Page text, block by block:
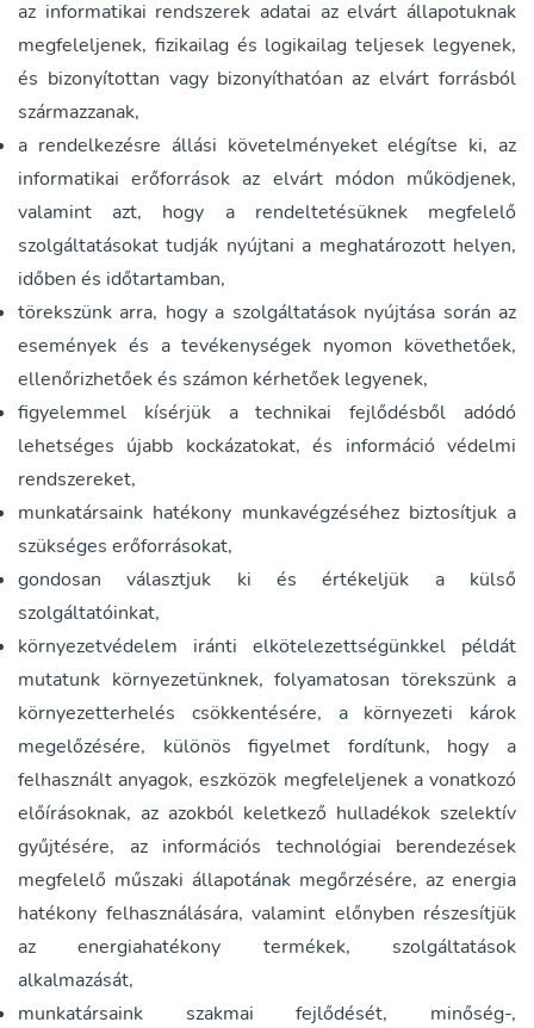
az informatikai rendszerek adatai az elvárt állapotuknak
megfeleljenek, fizikailag és logikailag teljesek legyenek,
és bizonyítottan vagy bizonyíthatóan az elvárt forrásból
származzanak,
a rendelkezésre állási követelményeket elégítse ki, az
informatikai erőforrások az elvárt módon működjenek,
valamint azt, hogy a rendeltetésüknek megfelelő
szolgáltatásokat tudják nyújtani a meghatározott helyen,
időben és időtartamban,
törekszünk arra, hogy a szolgáltatások nyújtása során az
események és a tevékenységek nyomon követhetőek,
ellenőrizhetőek és számon kérhetőek legyenek,
figyelemmel kísérjük a technikai fejlődésből adódó
lehetséges újabb kockázatokat, és információ védelmi
rendszereket,
munkatársaink hatékony munkavégzéséhez biztosítjuk a
szükséges erőforrásokat,
gondosan választjuk ki és értékeljük a külső
szolgáltatóinkat,
környezetvédelem iránti elkötelezettségünkkel példát
mutatunk környezetünknek, folyamatosan törekszünk a
környezetterhelés csökkentésére, a környezeti károk
megelőzésére, különös figyelmet fordítunk, hogy a
felhasznált anyagok, eszközök megfeleljenek a vonatkozó
előírásoknak, az azokból keletkező hulladékok szelektív
gyűjtésére, az információs technológiai berendezések
megfelelő műszaki állapotának megőrzésére, az energia
hatékony felhasználására, valamint előnyben részesítjük
az energiahatékony termékek, szolgáltatások
alkalmazását,
munkatársaink szakmai fejlődését, minőség-,